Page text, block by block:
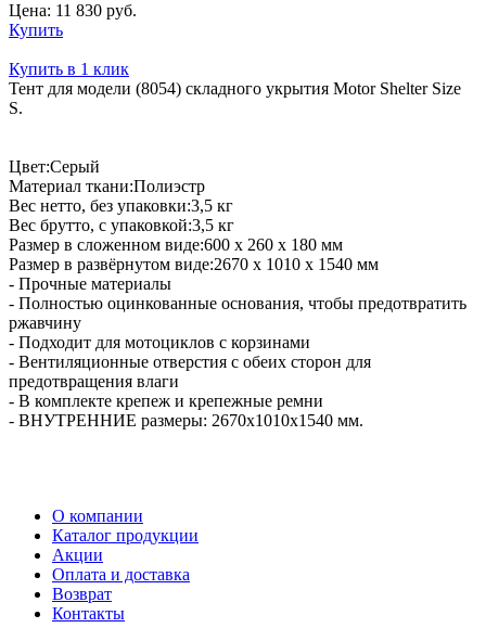
Цена: 11 830 руб.
Купить
Купить в 1 клик
Тент для модели (8054) складного укрытия Motor Shelter Size
S.
Цвет:Серый
Материал ткани:Полиэстр
Вес нетто, без упаковки:3,5 кг
Вес брутто, с упаковкой:3,5 кг
Размер в сложенном виде:600 х 260 х 180 мм
Размер в развёрнутом виде:2670 х 1010 х 1540 мм
- Прочные материалы
- Полностью оцинкованные основания, чтобы предотвратить
ржавчину
- Подходит для мотоциклов с корзинами
- Вентиляционные отверстия с обеих сторон для
предотвращения влаги
- В комплекте крепеж и крепежные ремни
- ВНУТРЕННИЕ размеры: 2670х1010х1540 мм.
О компании
Каталог продукции
Акции
Оплата и доставка
Возврат
Контакты